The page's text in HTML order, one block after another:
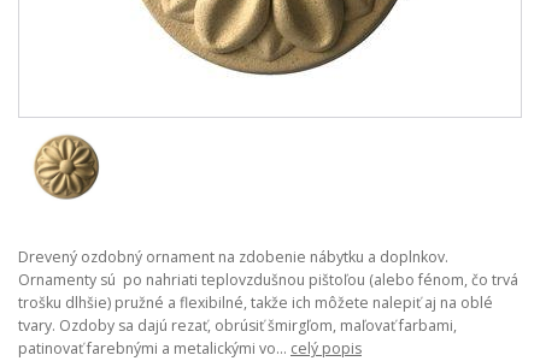
Drevený ozdobný ornament na zdobenie nábytku a doplnkov.
Ornamenty sú po nahriati teplovzdušnou pištoľou (alebo fénom, čo trvá
trošku dlhšie) pružné a flexibilné, takže ich môžete nalepiť aj na oblé
tvary. Ozdoby sa dajú rezať, obrúsiť šmirgľom, maľovať farbami,
patinovať farebnými a metalickými vo... celý popis